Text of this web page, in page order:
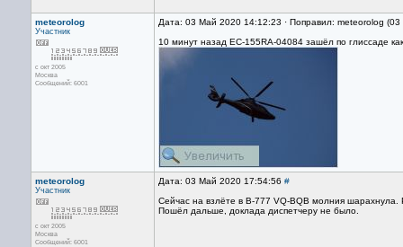
meteorolog
Участник
с окт 2005
Москва
Сообщений: 6001
Дата: 03 Май 2020 14:12:23 · Поправил: meteorolog
10 минут назад EC-155RA-04084 зашёл по глиссаде
meteorolog
Участник
с окт 2005
Москва
Сообщений: 6001
Дата: 03 Май 2020 17:54:56 #
Сейчас на взлёте в B-777 VQ-BQB молния
Пошёл дальше, доклада диспетчеру не было.